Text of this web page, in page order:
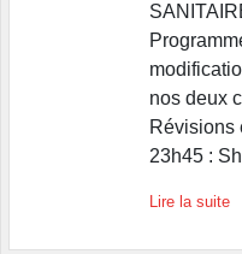
nos deux
Révisions
23h45 :
Lire la suite